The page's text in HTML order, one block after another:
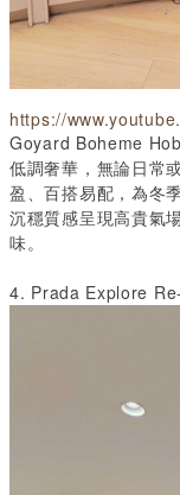
https://
Goyard Boheme
低調奢華，無論日常
盈、百搭易配，為冬
沉穩質感呈現高貴氣
味。
4. Prada Explore